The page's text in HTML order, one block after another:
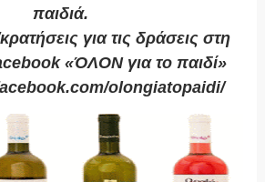
παιδιά.
για τις δράσεις στη
«ΌΛΟΝ για το παιδί»
olongiatopaidi/